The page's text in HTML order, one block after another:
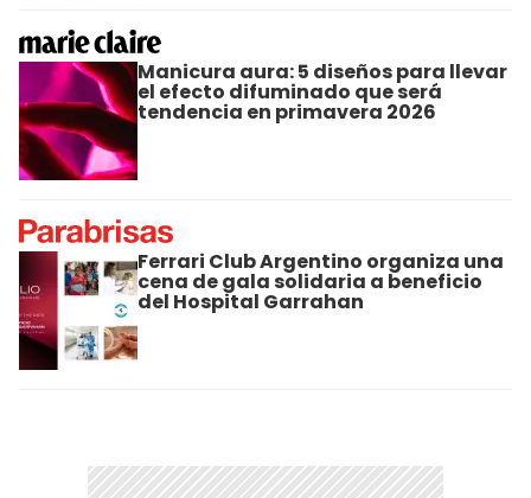
Manicura aura: 5 diseños para llevar
el efecto difuminado que será
tendencia en primavera 2026
Ferrari Club Argentino organiza una
cena de gala solidaria a beneficio
del Hospital Garrahan